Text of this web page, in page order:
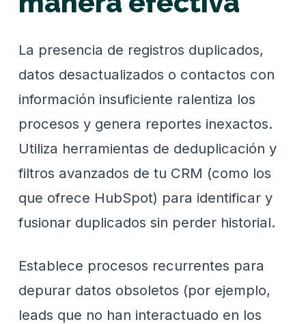
La presencia de registros duplicados,
datos desactualizados o contactos con
información insuficiente ralentiza los
procesos y genera reportes inexactos.
Utiliza herramientas de deduplicación y
filtros avanzados de tu CRM (como los
que ofrece HubSpot) para identificar y
fusionar duplicados sin perder historial.
Establece procesos recurrentes para
depurar datos obsoletos (por ejemplo,
leads que no han interactuado en los